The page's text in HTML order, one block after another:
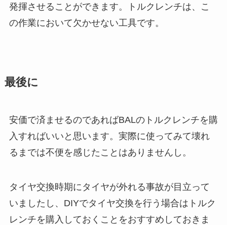
発揮させることができます。トルクレンチは、こ
の作業において欠かせない工具です。
最後に
安価で済ませるのであればBALのトルクレンチを購
入すればいいと思います。実際に使ってみて壊れ
るまでは不便を感じたことはありませんし。
タイヤ交換時期にタイヤが外れる事故が目立って
いましたし、DIYでタイヤ交換を行う場合はトルク
レンチを購入しておくことをおすすめしておきま